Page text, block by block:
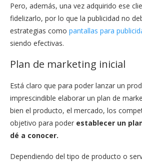
Pero, además, una vez adquirido ese
fidelizarlo, por lo que la publicidad no
estrategias como pantallas para
siendo efectivas.
Plan de marketing inicial
Está claro que para poder lanzar un
imprescindible elaborar un plan de
bien el producto, el mercado, los
objetivo para poder establecer un
dé a conocer.
Dependiendo del tipo de producto o